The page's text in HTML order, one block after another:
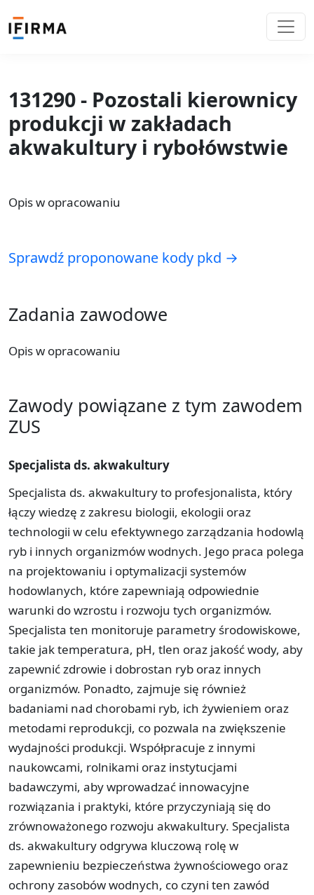
131290 - Pozostali kierownicy
produkcji w zakładach
akwakultury i rybołówstwie
Opis w opracowaniu
Sprawdź proponowane kody pkd →
Zadania zawodowe
Opis w opracowaniu
Zawody powiązane z tym zawodem
ZUS
Specjalista ds. akwakultury
Specjalista ds. akwakultury to profesjonalista, który
łączy wiedzę z zakresu biologii, ekologii oraz
technologii w celu efektywnego zarządzania hodowlą
ryb i innych organizmów wodnych. Jego praca polega
na projektowaniu i optymalizacji systemów
hodowlanych, które zapewniają odpowiednie
warunki do wzrostu i rozwoju tych organizmów.
Specjalista ten monitoruje parametry środowiskowe,
takie jak temperatura, pH, tlen oraz jakość wody, aby
zapewnić zdrowie i dobrostan ryb oraz innych
organizmów. Ponadto, zajmuje się również
badaniami nad chorobami ryb, ich żywieniem oraz
metodami reprodukcji, co pozwala na zwiększenie
wydajności produkcji. Współpracuje z innymi
naukowcami, rolnikami oraz instytucjami
badawczymi, aby wprowadzać innowacyjne
rozwiązania i praktyki, które przyczyniają się do
zrównoważonego rozwoju akwakultury. Specjalista
ds. akwakultury odgrywa kluczową rolę w
zapewnieniu bezpieczeństwa żywnościowego oraz
ochrony zasobów wodnych, co czyni ten zawód